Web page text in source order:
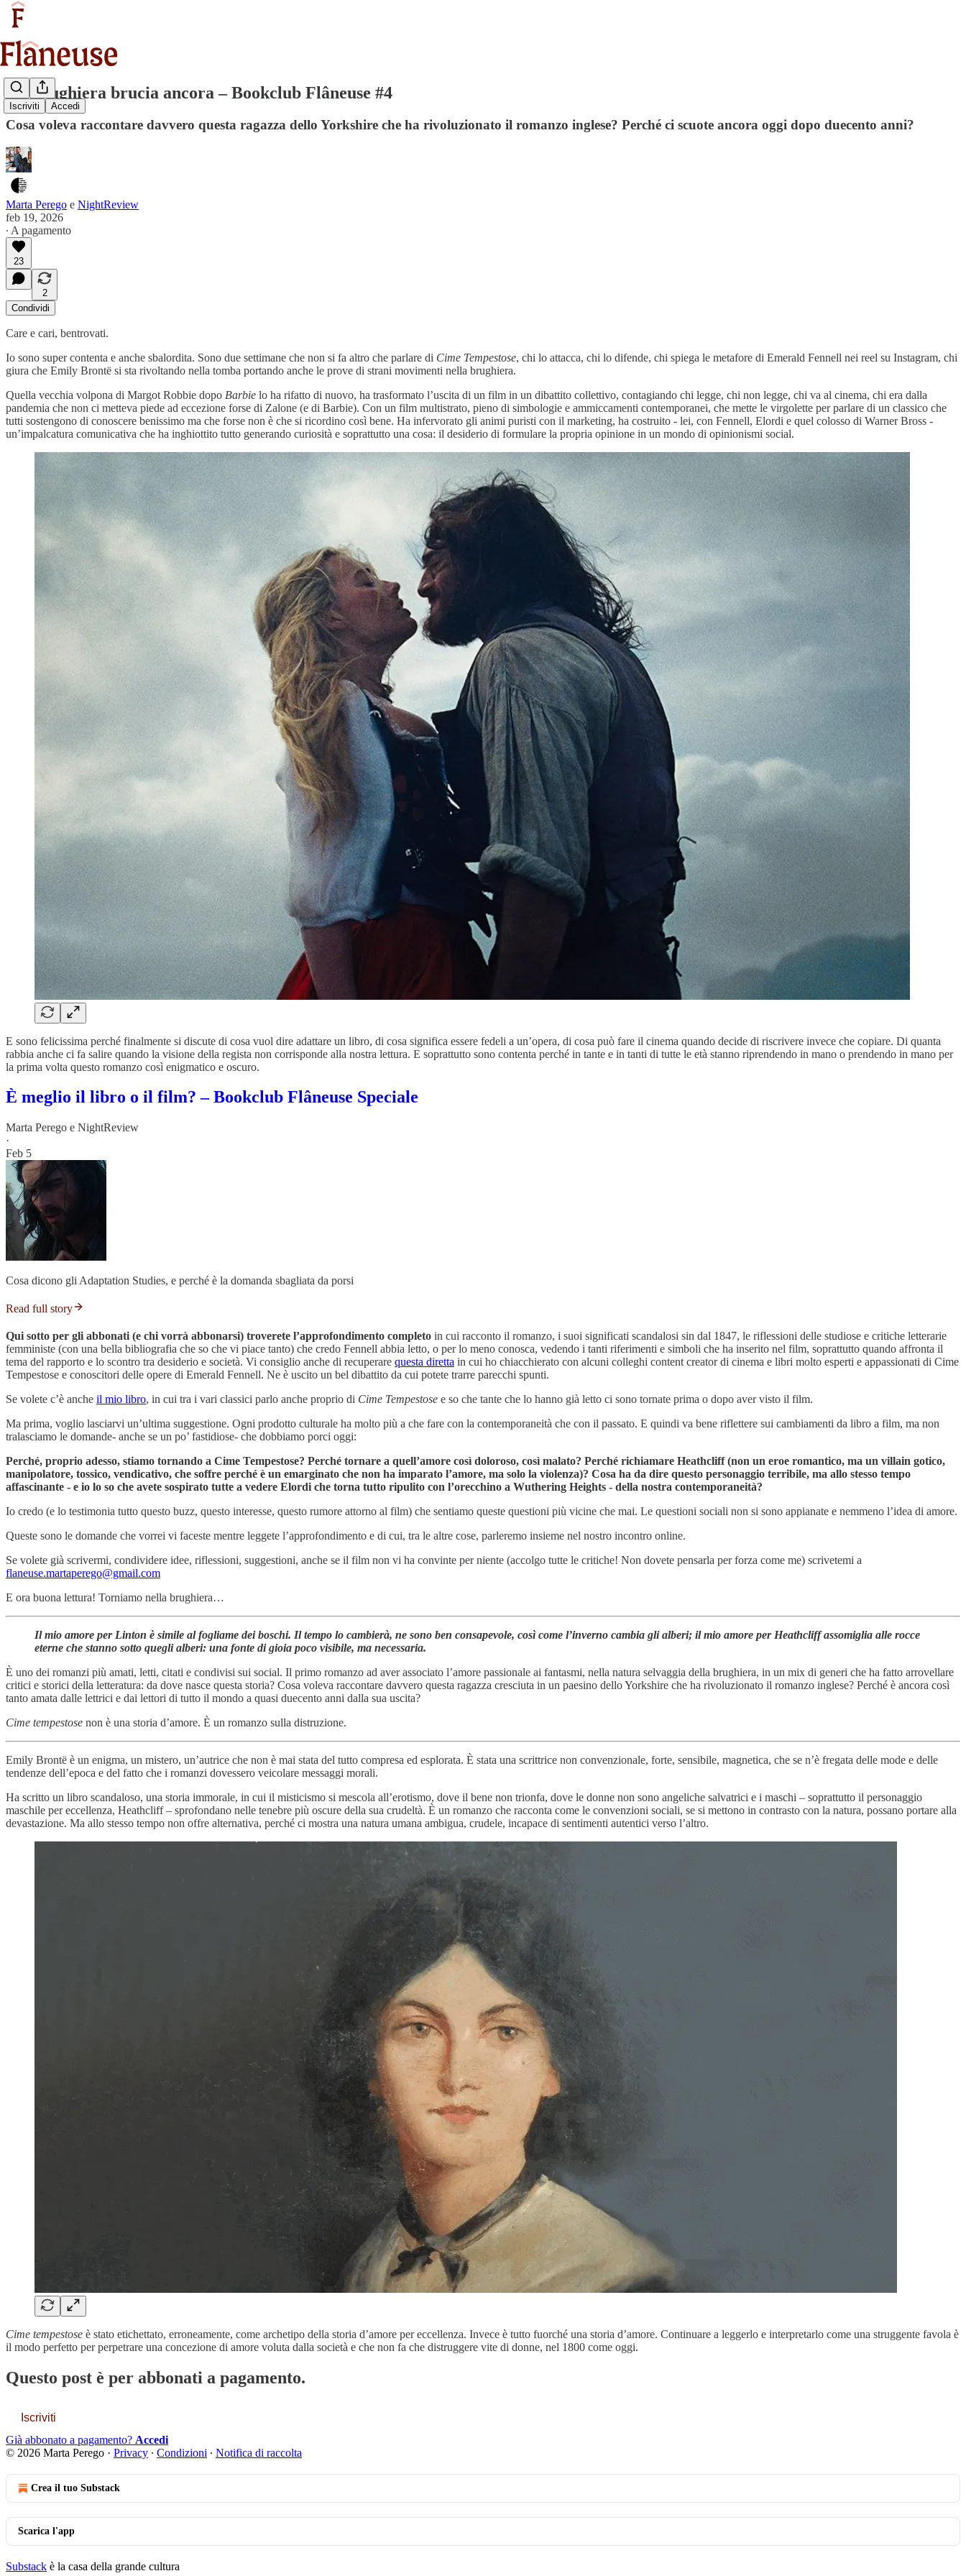
Iscriviti Accedi
La Brughiera brucia ancora – Bookclub Flâneuse #4
Cosa voleva raccontare davvero questa ragazza dello Yorkshire che ha rivoluzionato il romanzo inglese? Perché ci scuote ancora oggi dopo duecento anni?
Marta Perego e NightReview
feb 19, 2026
∙ A pagamento
23
2
Condividi
Care e cari, bentrovati.
Io sono super contenta e anche sbalordita. Sono due settimane che non si fa altro che parlare di Cime Tempestose, chi lo attacca, chi lo difende, chi spiega le metafore di Emerald Fennell nei reel su Instagram, chi
giura che Emily Brontë si sta rivoltando nella tomba portando anche le prove di strani movimenti nella brughiera.
Quella vecchia volpona di Margot Robbie dopo Barbie lo ha rifatto di nuovo, ha trasformato l’uscita di un film in un dibattito collettivo, contagiando chi legge, chi non legge, chi va al cinema, chi era dalla
pandemia che non ci metteva piede ad eccezione forse di Zalone (e di Barbie). Con un film multistrato, pieno di simbologie e ammiccamenti contemporanei, che mette le virgolette per parlare di un classico che
tutti sostengono di conoscere benissimo ma che forse non è che si ricordino così bene. Ha infervorato gli animi puristi con il marketing, ha costruito - lei, con Fennell, Elordi e quel colosso di Warner Bross -
un’impalcatura comunicativa che ha inghiottito tutto generando curiosità e soprattutto una cosa: il desiderio di formulare la propria opinione in un mondo di opinionismi social.
E sono felicissima perché finalmente si discute di cosa vuol dire adattare un libro, di cosa significa essere fedeli a un’opera, di cosa può fare il cinema quando decide di riscrivere invece che copiare. Di quanta
rabbia anche ci fa salire quando la visione della regista non corrisponde alla nostra lettura. E soprattutto sono contenta perché in tante e in tanti di tutte le età stanno riprendendo in mano o prendendo in mano per
la prima volta questo romanzo così enigmatico e oscuro.
È meglio il libro o il film? – Bookclub Flâneuse Speciale
Marta Perego e NightReview
·
Feb 5
Cosa dicono gli Adaptation Studies, e perché è la domanda sbagliata da porsi
Read full story
Qui sotto per gli abbonati (e chi vorrà abbonarsi) troverete l’approfondimento completo in cui racconto il romanzo, i suoi significati scandalosi sin dal 1847, le riflessioni delle studiose e critiche letterarie
femministe (con una bella bibliografia che so che vi piace tanto) che credo Fennell abbia letto, o per lo meno conosca, vedendo i tanti riferimenti e simboli che ha inserito nel film, soprattutto quando affronta il
tema del rapporto e lo scontro tra desiderio e società. Vi consiglio anche di recuperare questa diretta in cui ho chiacchierato con alcuni colleghi content creator di cinema e libri molto esperti e appassionati di Cime
Tempestose e conoscitori delle opere di Emerald Fennell. Ne è uscito un bel dibattito da cui potete trarre parecchi spunti.
Se volete c’è anche il mio libro, in cui tra i vari classici parlo anche proprio di Cime Tempestose e so che tante che lo hanno già letto ci sono tornate prima o dopo aver visto il film.
Ma prima, voglio lasciarvi un’ultima suggestione. Ogni prodotto culturale ha molto più a che fare con la contemporaneità che con il passato. E quindi va bene riflettere sui cambiamenti da libro a film, ma non
tralasciamo le domande- anche se un po’ fastidiose- che dobbiamo porci oggi:
Perché, proprio adesso, stiamo tornando a Cime Tempestose? Perché tornare a quell’amore così doloroso, così malato? Perché richiamare Heathcliff (non un eroe romantico, ma un villain gotico,
manipolatore, tossico, vendicativo, che soffre perché è un emarginato che non ha imparato l’amore, ma solo la violenza)? Cosa ha da dire questo personaggio terribile, ma allo stesso tempo
affascinante - e io lo so che avete sospirato tutte a vedere Elordi che torna tutto ripulito con l’orecchino a Wuthering Heights - della nostra contemporaneità?
Io credo (e lo testimonia tutto questo buzz, questo interesse, questo rumore attorno al film) che sentiamo queste questioni più vicine che mai. Le questioni sociali non si sono appianate e nemmeno l’idea di amore.
Queste sono le domande che vorrei vi faceste mentre leggete l’approfondimento e di cui, tra le altre cose, parleremo insieme nel nostro incontro online.
Se volete già scrivermi, condividere idee, riflessioni, suggestioni, anche se il film non vi ha convinte per niente (accolgo tutte le critiche! Non dovete pensarla per forza come me) scrivetemi a
flaneuse.martaperego@gmail.com
E ora buona lettura! Torniamo nella brughiera…
Il mio amore per Linton è simile al fogliame dei boschi. Il tempo lo cambierà, ne sono ben consapevole, così come l’inverno cambia gli alberi; il mio amore per Heathcliff assomiglia alle rocce
eterne che stanno sotto quegli alberi: una fonte di gioia poco visibile, ma necessaria.
È uno dei romanzi più amati, letti, citati e condivisi sui social. Il primo romanzo ad aver associato l’amore passionale ai fantasmi, nella natura selvaggia della brughiera, in un mix di generi che ha fatto arrovellare
critici e storici della letteratura: da dove nasce questa storia? Cosa voleva raccontare davvero questa ragazza cresciuta in un paesino dello Yorkshire che ha rivoluzionato il romanzo inglese? Perché è ancora così
tanto amata dalle lettrici e dai lettori di tutto il mondo a quasi duecento anni dalla sua uscita?
Cime tempestose non è una storia d’amore. È un romanzo sulla distruzione.
Emily Brontë è un enigma, un mistero, un’autrice che non è mai stata del tutto compresa ed esplorata. È stata una scrittrice non convenzionale, forte, sensibile, magnetica, che se n’è fregata delle mode e delle
tendenze dell’epoca e del fatto che i romanzi dovessero veicolare messaggi morali.
Ha scritto un libro scandaloso, una storia immorale, in cui il misticismo si mescola all’erotismo, dove il bene non trionfa, dove le donne non sono angeliche salvatrici e i maschi – soprattutto il personaggio
maschile per eccellenza, Heathcliff – sprofondano nelle tenebre più oscure della sua crudeltà. È un romanzo che racconta come le convenzioni sociali, se si mettono in contrasto con la natura, possano portare alla
devastazione. Ma allo stesso tempo non offre alternativa, perché ci mostra una natura umana ambigua, crudele, incapace di sentimenti autentici verso l’altro.
Cime tempestose è stato etichettato, erroneamente, come archetipo della storia d’amore per eccellenza. Invece è tutto fuorché una storia d’amore. Continuare a leggerlo e interpretarlo come una struggente favola è
il modo perfetto per perpetrare una concezione di amore voluta dalla società e che non fa che distruggere vite di donne, nel 1800 come oggi.
Questo post è per abbonati a pagamento.
Iscriviti
Già abbonato a pagamento? Accedi
© 2026 Marta Perego · Privacy ∙ Condizioni ∙ Notifica di raccolta
Crea il tuo Substack
Scarica l'app
Substack è la casa della grande cultura